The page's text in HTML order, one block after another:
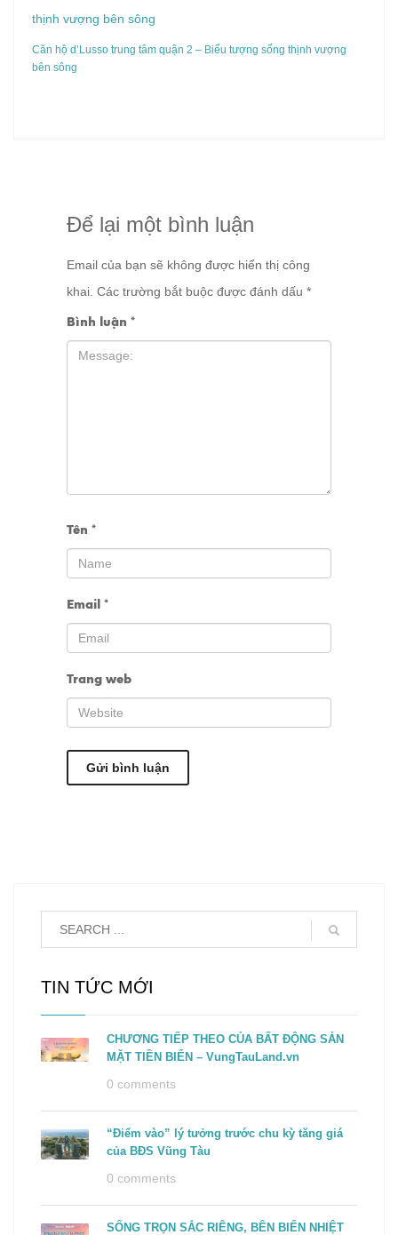
Căn hộ d’Lusso trung tâm quận 2 – Biểu tượng sống thịnh vượng
bên sông
Để lại một bình luận
Email của bạn sẽ không được hiển thị công
khai. Các trường bắt buộc được đánh dấu *
Bình luận *
Tên *
Email *
Trang web
TIN TỨC MỚI
CHƯƠNG TIẾP THEO CỦA BẤT ĐỘNG SẢN
MẶT TIỀN BIỂN – VungTauLand.vn
0 comments
“Điểm vào” lý tưởng trước chu kỳ tăng giá
của BĐS Vũng Tàu
0 comments
SỐNG TRỌN SẮC RIÊNG, BÊN BIỂN NHIỆT